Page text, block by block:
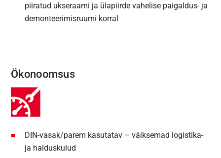
piiratud ukseraami ja ülapiirde vahelise paigaldus- ja
demonteerimisruumi korral
Ökonoomsus
DIN-vasak/parem kasutatav – väiksemad logistika-
ja halduskulud